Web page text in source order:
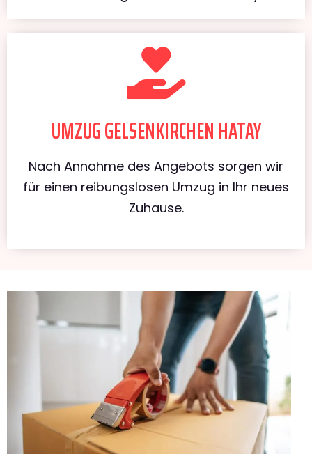
UMZUG GELSENKIRCHEN HATAY
Nach Annahme des Angebots sorgen wir
für einen reibungslosen Umzug in Ihr neues
Zuhause.